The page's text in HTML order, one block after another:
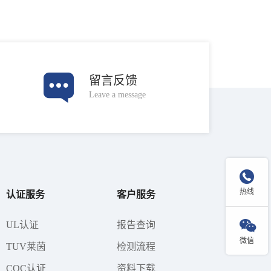
留言反馈
Leave a message
认证服务
UL认证
TUV莱茵
CQC认证
客户服务
报告查询
检测流程
资料下载

热线

微信